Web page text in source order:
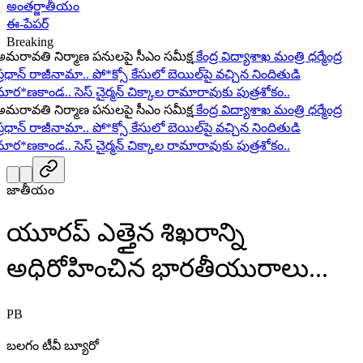
అంతర్జాతీయం
ఈ-పేపర్
Breaking
నిర్మాణ పనులపై సీఎం సమీక్ష కేంద్ర విద్యాశాఖ మంత్రి ధర్మేంద్ర
రాజీనామా.. పో*క్సో కేసులో బెయిల్‌పై వచ్చిన నిందితుడి
సెస్ చైర్మన్ చిక్కాల రామారావుకు పుత్రశోకం..
నిర్మాణ పనులపై సీఎం సమీక్ష కేంద్ర విద్యాశాఖ మంత్రి ధర్మేంద్ర
రాజీనామా.. పో*క్సో కేసులో బెయిల్‌పై వచ్చిన నిందితుడి
సెస్ చైర్మన్ చిక్కాల రామారావుకు పుత్రశోకం..
జాతీయం
యూరప్ ఎత్తైన శిఖరాన్ని
అధిరోహించిన భారతీయురాలు...
PB
బలగం టీవీ బ్యూరో